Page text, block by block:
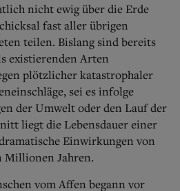
Start
wir sind
Ausgabe
Login
werden
Prämien
Archiv
Kontakt
nicht ewig über die Erde
fast aller übrigen
teilen. Bislang sind bereits
existierenden Arten
plötzlicher katastrophaler
sei es infolge
der Umwelt oder den Lauf der
liegt die Lebensdauer einer
Einwirkungen von
Millionen Jahren.
vom Affen begann vor